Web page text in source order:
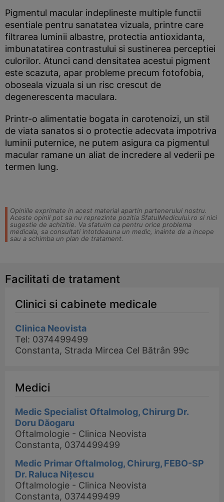
Pigmentul macular indeplineste multiple functii
esentiale pentru sanatatea vizuala, printre care
filtrarea luminii albastre, protectia antioxidanta,
imbunatatirea contrastului si sustinerea perceptiei
culorilor. Atunci cand densitatea acestui pigment
este scazuta, apar probleme precum fotofobia,
oboseala vizuala si un risc crescut de
degenerescenta maculara.
Printr-o alimentatie bogata in carotenoizi, un stil
de viata sanatos si o protectie adecvata impotriva
luminii puternice, ne putem asigura ca pigmentul
macular ramane un aliat de incredere al vederii pe
termen lung.
Opiniile exprimate in acest material apartin partenerului nostru.
Aceste opinii pot sa nu reprezinte pozitia SfatulMedicului.ro si nici
sugestie de achizitie. Va sfatuim ca pentru orice problema
medicala, sa consultati intotdeauna un medic, inainte de a incepe
sau a schimba un plan de tratament.
Facilitati de tratament
Clinici si cabinete medicale
Clinica Neovista
Tel: 0374499499
Constanta, Strada Mircea Cel Bătrân 99c
Medici
Medic Specialist Oftalmolog, Chirurg Dr.
Doru Dăogaru
Oftalmologie - Clinica Neovista
Constanta, 0374499499
Medic Primar Oftalmolog, Chirurg, FEBO-SP
Dr. Raluca Nițescu
Oftalmologie - Clinica Neovista
Constanta, 0374499499